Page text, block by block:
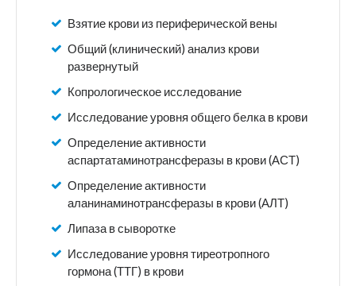
Взятие крови из периферической вены
Общий (клинический) анализ крови
развернутый
Копрологическое исследование
Исследование уровня общего белка в крови
Определение активности
аспартатаминотрансферазы в крови (АСТ)
Определение активности
аланинаминотрансферазы в крови (АЛТ)
Липаза в сыворотке
Исследование уровня тиреотропного
гормона (ТТГ) в крови